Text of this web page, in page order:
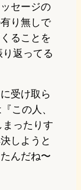
セージの
り無しで
ることを
り返ってる
受け取ら
この人、
まったりす
しようと
んだね〜